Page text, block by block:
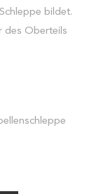
bildet.
des Oberteils